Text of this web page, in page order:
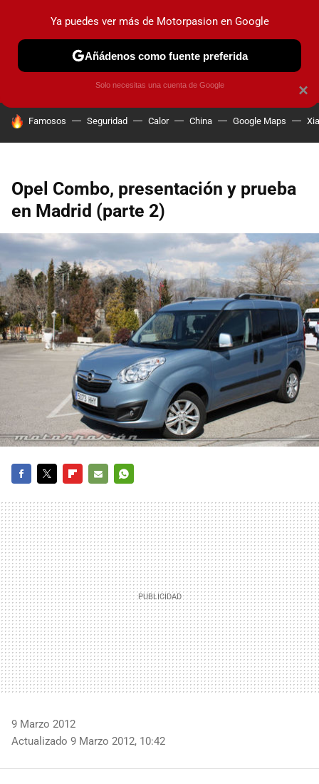
PRUEBAS COCHES ELÉCTRICOS OBSERVATORIO
HOY SE HABLA DE
Famosos Seguridad Calor China Google Maps
Opel Combo, presentación y prueba
en Madrid (parte 2)
MAIL
9 Marzo 2012
Actualizado 9 Marzo 2012, 10:42
×
Ya puedes ver más de Motorpasion en Google
Añádenos como fuente preferida
Solo necesitas una cuenta de Google